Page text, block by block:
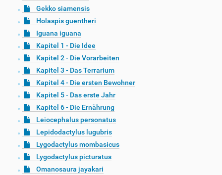
Gekko siamensis
Holaspis guentheri
Iguana iguana
Kapitel 1 - Die Idee
Kapitel 2 - Die Vorarbeiten
Kapitel 3 - Das Terrarium
Kapitel 4 - Die ersten Bewohner
Kapitel 5 - Das erste Jahr
Kapitel 6 - Die Ernährung
Leiocephalus personatus
Lepidodactylus lugubris
Lygodactylus mombasicus
Lygodactylus picturatus
Omanosaura jayakari